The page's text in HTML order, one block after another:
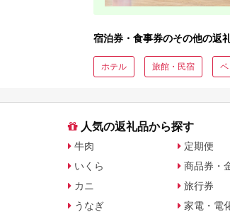
宿泊券・食事券のその他の返
ホテル 旅館・民宿
人気の返礼品から探す
牛肉
いくら
カニ
うなぎ
定期便
商品券・
旅行券
家電・電